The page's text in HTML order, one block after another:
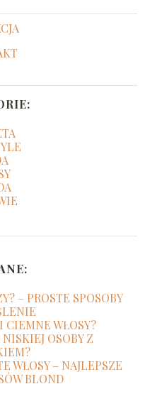
– PROSTE SPOSOBY
CIEMNE WŁOSY?
OSOBY Z
WŁOSY – NAJLEPSZE
BLOND